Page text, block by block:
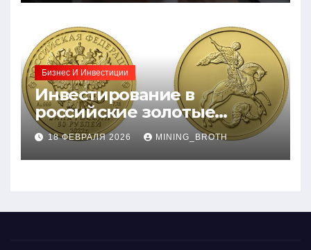
Бизнес И Инвестиции
Инвестирование в
российские золотые
монеты: подробное
руководство
18 ФЕВРАЛЯ 2026 MINING_BROTH